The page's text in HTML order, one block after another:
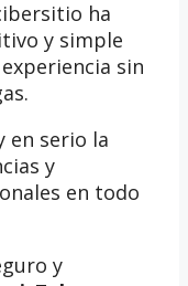
ha
y simple
sin
en serio la
y
en todo
y